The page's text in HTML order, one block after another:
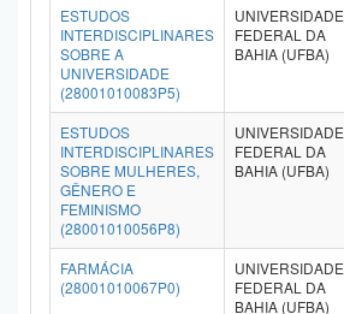
ESTUDOS
INTERDISCIPLINARES
SOBRE A
UNIVERSIDADE
(28001010083P5)
UNIVERSIDADE
FEDERAL DA
BAHIA (UFBA)
ESTUDOS
INTERDISCIPLINARES
SOBRE MULHERES,
GÊNERO E
FEMINISMO
(28001010056P8)
UNIVERSIDADE
FEDERAL DA
BAHIA (UFBA)
FARMÁCIA
(28001010067P0)
UNIVERSIDADE
FEDERAL DA
BAHIA (UFBA)